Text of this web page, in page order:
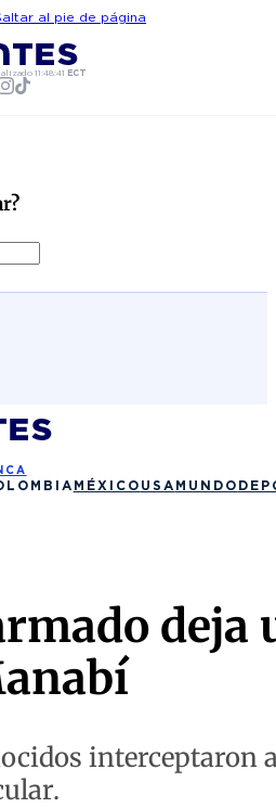
al pie de página
11:48:41 ECT
MÉXICO USA MUNDO